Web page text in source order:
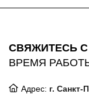
СВЯЖИТЕСЬ
ВРЕМЯ
Адрес: г. Санкт-